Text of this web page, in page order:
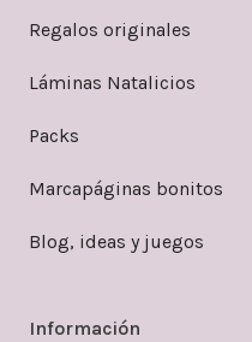
Regalos originales
Láminas Natalicios
Packs
Marcapáginas bonitos
Blog, ideas y juegos
Información